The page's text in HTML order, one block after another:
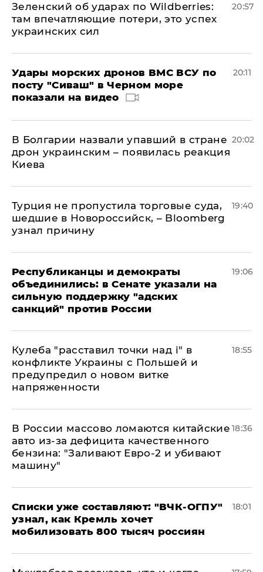
Зеленский об ударах по Wildberries:
там впечатляющие потери, это успех
украинских сил
20:57
Удары морских дронов ВМС ВСУ по
посту "Сиваш" в Черном море
показали на видео
20:11
В Болгарии назвали упавший в стране
дрон украинским – появилась реакция
Киева
20:02
Турция не пропустила торговые суда,
шедшие в Новороссийск, – Bloomberg
узнал причину
19:40
Республиканцы и демократы
объединились: в Сенате указали на
сильную поддержку "адских
санкций" против России
19:06
Кулеба "расставил точки над і" в
конфликте Украины с Польшей и
предупредил о новом витке
напряженности
18:55
В России массово ломаются китайские
авто из-за дефицита качественного
бензина: "Заливают Евро-2 и убивают
машину"
18:36
Списки уже составляют: "ВЧК-ОГПУ"
узнал, как Кремль хочет
мобилизовать 800 тысяч россиян
18:01